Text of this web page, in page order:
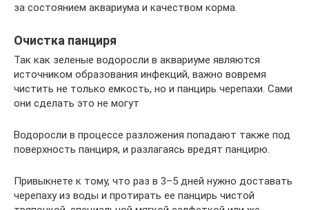
за состоянием аквариума и качеством корма.
Очистка панциря
Так как зеленые водоросли в аквариуме являются
источником образования инфекций, важно вовремя
чистить не только емкость, но и панцирь черепахи. Сами
они сделать это не могут
Водоросли в процессе разложения попадают также под
поверхность панциря, и разлагаясь вредят панцирю.
Привыкнете к тому, что раз в 3–5 дней нужно доставать
черепаху из воды и протирать ее панцирь чистой